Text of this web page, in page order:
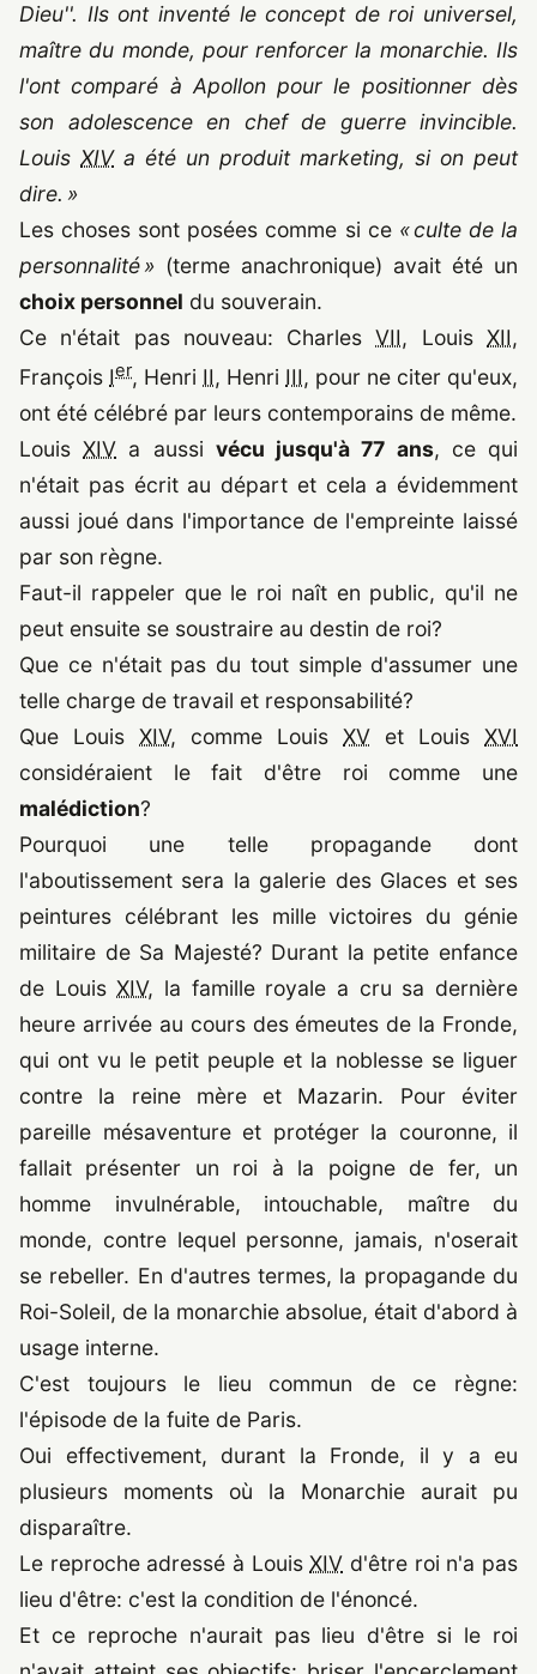
Dieu''. Ils ont inventé le concept de roi universel,
maître du monde, pour renforcer la monarchie. Ils
l'ont comparé à Apollon pour le positionner dès
son adolescence en chef de guerre invincible.
Louis XIVa été un produit marketing, si on peut
dire. »
Les choses sont posées comme si ce « culte de la
personnalité » (terme anachronique) avait été un
choix personnel du souverain.
Ce n'était pas nouveau: CharlesVII, LouisXII,
François Ier, Henri II, Henri III, pour ne citer qu'eux,
ont été célébré par leurs contemporains de même.
LouisXIV a aussi vécu jusqu'à 77 ans, ce qui
n'était pas écrit au départ et cela a évidemment
aussi joué dans l'importance de l'empreinte laissé
par son règne.
Faut-il rappeler que le roi naît en public, qu'il ne
peut ensuite se soustraire au destin de roi?
Que ce n'était pas du tout simple d'assumer une
telle charge de travail et responsabilité?
Que Louis XIV, comme Louis XV et Louis XVI
considéraient le fait d'être roi comme une
malédiction?
Pourquoi une telle propagande dont
l'aboutissement sera la galerie des Glaces et ses
peintures célébrant les mille victoires du génie
militaire de Sa Majesté? Durant la petite enfance
de LouisXIV, la famille royale a cru sa dernière
heure arrivée au cours des émeutes de la Fronde,
qui ont vu le petit peuple et la noblesse se liguer
contre la reine mère et Mazarin. Pour éviter
pareille mésaventure et protéger la couronne, il
fallait présenter un roi à la poigne de fer, un
homme invulnérable, intouchable, maître du
monde, contre lequel personne, jamais, n'oserait
se rebeller. En d'autres termes, la propagande du
Roi-Soleil, de la monarchie absolue, était d'abord à
usage interne.
C'est toujours le lieu commun de ce règne:
l'épisode de la fuite de Paris.
Oui effectivement, durant la Fronde, il y a eu
plusieurs moments où la Monarchie aurait pu
disparaître.
Le reproche adressé à LouisXIV d'être roi n'a pas
lieu d'être: c'est la condition de l'énoncé.
Et ce reproche n'aurait pas lieu d'être si le roi